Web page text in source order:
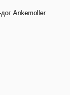
Ankemoller